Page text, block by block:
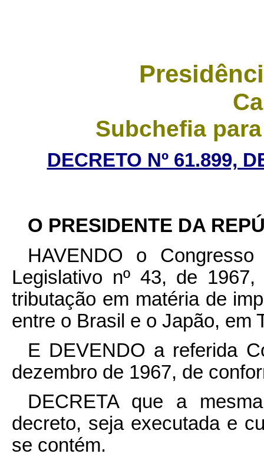
Subchefia
DECRETO Nº 61.899,
O PRESIDENTE DA
HAVENDO o
Legislativo nº 43, de
tributação em matéria de
entre o Brasil e o Japão, em
E DEVENDO a referida
dezembro de 1967, de
DECRETA que a
decreto, seja executada e
se contém.